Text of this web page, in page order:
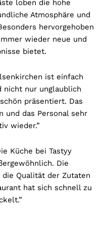
loben die hohe
Atmosphäre und
hervorgehoben
wieder neue und
bietet.
ist einfach
nicht nur unglaublich
präsentiert. Das
und das Personal sehr
wieder.”
Küche bei Tastyy
Die
Qualität der Zutaten
hat sich schnell zu